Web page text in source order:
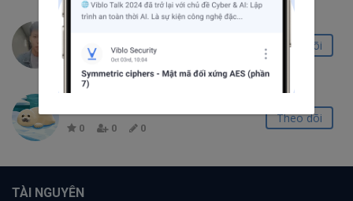
0 0
Theo dõi
0 0 0
Theo dõi
TÀI NGUYÊN